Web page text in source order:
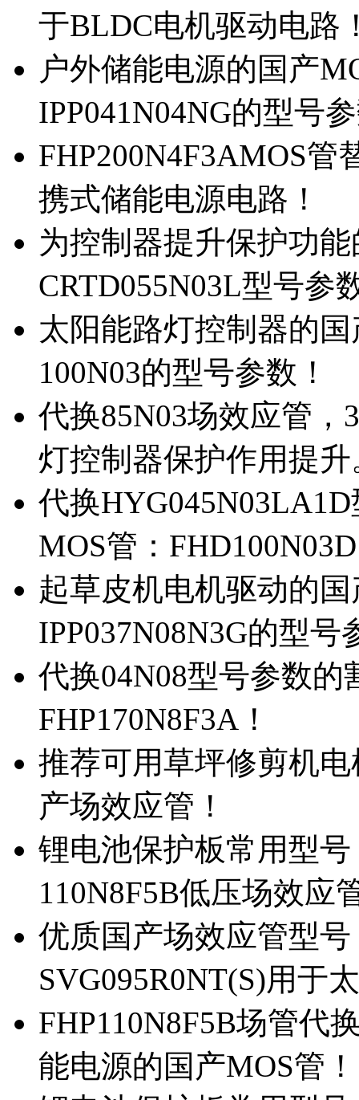
于BLDC电机驱动电路
户外储能电源的国产
IPP041N04NG的型号
FHP200N4F3AMOS管
携式储能电源电路！
为控制器提升保护功
CRTD055N03L型号参
太阳能路灯控制器的
100N03的型号参数！
代换85N03场效应管
灯控制器保护作用提升
代换
MOS管：
起草皮机电机驱动的
IPP037N08N3G的型号
代换04N08型号参数
FHP170N8F3A！
推荐可用草坪修剪机电
产场效应管！
锂电池保护板常用型号
110N8F5B低压场效应
优质国产场效应管型
SVG095R0NT(S)用于
FHP110N8F5B场管代
能电源的国产MOS管！